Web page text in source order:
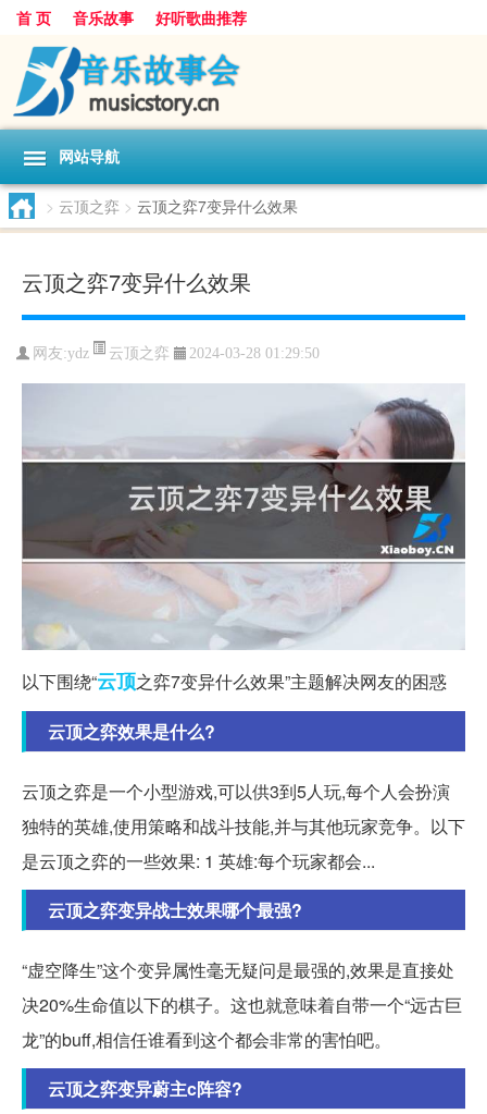
首 页 音乐故事 好听歌曲推荐
网站导航
> 云顶之弈 > 云顶之弈7变异什么效果
云顶之弈7变异什么效果
网友:ydz 云顶之弈 2024-03-28 01:29:50
以下围绕“云顶之弈7变异什么效果”主题解决网友的困惑
云顶之弈效果是什么?
云顶之弈是一个小型游戏,可以供3到5人玩,每个人会扮演
独特的英雄,使用策略和战斗技能,并与其他玩家竞争。以下
是云顶之弈的一些效果: 1 英雄:每个玩家都会...
云顶之弈变异战士效果哪个最强?
“虚空降生”这个变异属性毫无疑问是最强的,效果是直接处
决20%生命值以下的棋子。这也就意味着自带一个“远古巨
龙”的buff,相信任谁看到这个都会非常的害怕吧。
云顶之弈变异蔚主c阵容?